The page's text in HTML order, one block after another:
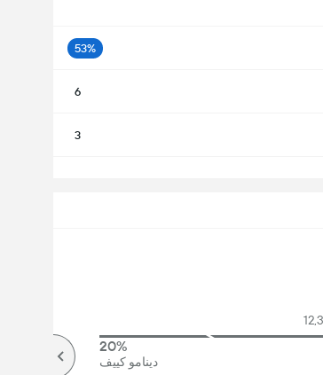
53%
6
3
20%
دينامو كييف